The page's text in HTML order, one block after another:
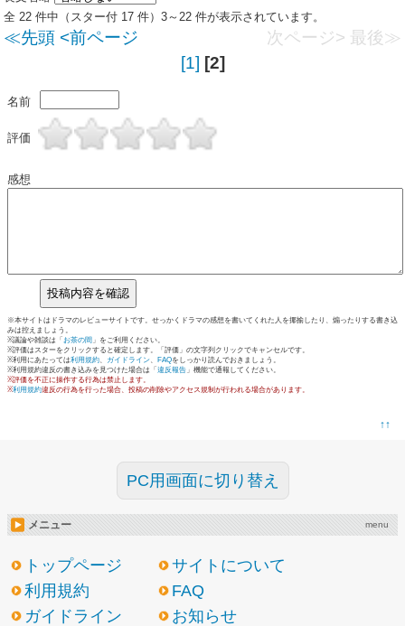
全 22 件中（スター付 17 件）3～22 件が表示されています。
≪先頭 <前ページ 次ページ> 最後≫
[1] [2]
名前
評価
感想
※本サイトはドラマのレビューサイトです。せっかくドラマの感想を書いてくれた人を揶揄したり、煽ったりする書き込
みは控えましょう。
※議論や雑談は「 お茶の間 」をご利用ください。
※評価はスターをクリックすると確定します。「評価」の文字列クリックでキャンセルです。
※利用にあたっては利用規約、 ガイドライン、 FAQをしっかり読んでおきましょう。
※利用規約違反の書き込みを見つけた場合は「 違反報告 」機能で通報してください。
※評価を不正に操作する行為は禁止します。
※利用規約違反の行為を行った場合、投稿の削除やアクセス規制が行われる場合があります。
↑↑
PC用画面に切り替え
メニュー menu
トップページ
サイトについて
利用規約
FAQ
ガイドライン
お知らせ